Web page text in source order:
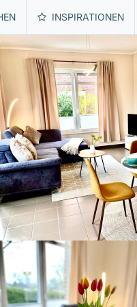
INSPIRATIONEN